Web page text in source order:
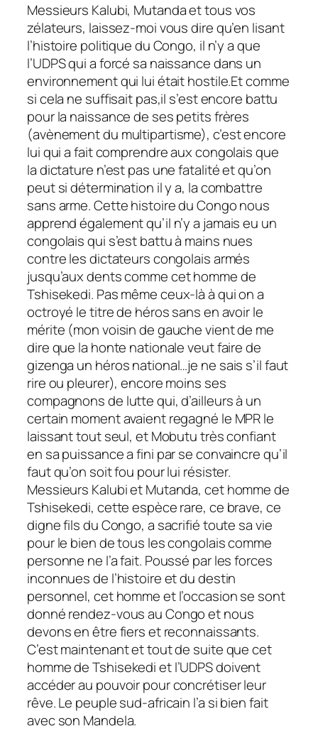
Messieurs Kalubi, Mutanda et tous vos
zélateurs, laissez-moi vous dire qu’en lisant
l’histoire politique du Congo, il n’y a que
l’UDPS qui a forcé sa naissance dans un
environnement qui lui était hostile.Et comme
si cela ne suffisait pas,il s’est encore battu
pour la naissance de ses petits frères
(avènement du multipartisme), c’est encore
lui qui a fait comprendre aux congolais que
la dictature n’est pas une fatalité et qu’on
peut si détermination il y a, la combattre
sans arme. Cette histoire du Congo nous
apprend également qu’il n’y a jamais eu un
congolais qui s’est battu à mains nues
contre les dictateurs congolais armés
jusqu’aux dents comme cet homme de
Tshisekedi. Pas même ceux-là à qui on a
octroyé le titre de héros sans en avoir le
mérite (mon voisin de gauche vient de me
dire que la honte nationale veut faire de
gizenga un héros national…je ne sais s’il faut
rire ou pleurer), encore moins ses
compagnons de lutte qui, d’ailleurs à un
certain moment avaient regagné le MPR le
laissant tout seul, et Mobutu très confiant
en sa puissance a fini par se convaincre qu’il
faut qu’on soit fou pour lui résister.
Messieurs Kalubi et Mutanda, cet homme de
Tshisekedi, cette espèce rare, ce brave, ce
digne fils du Congo, a sacrifié toute sa vie
pour le bien de tous les congolais comme
personne ne l’a fait. Poussé par les forces
inconnues de l’histoire et du destin
personnel, cet homme et l’occasion se sont
donné rendez-vous au Congo et nous
devons en être fiers et reconnaissants.
C’est maintenant et tout de suite que cet
homme de Tshisekedi et l’UDPS doivent
accéder au pouvoir pour concrétiser leur
rêve. Le peuple sud-africain l’a si bien fait
avec son Mandela.